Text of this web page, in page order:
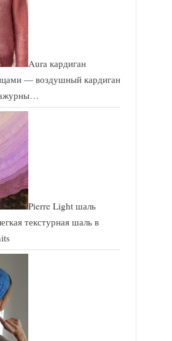
Aura кардиган
— воздушный кардиган
Pierre Light шаль
текстурная шаль в